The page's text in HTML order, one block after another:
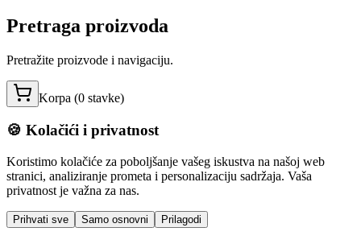
Pretraga proizvoda
Pretražite proizvode i navigaciju.
Korpa (0 stavke)
🍪 Kolačići i privatnost
Koristimo kolačiće za poboljšanje vašeg iskustva na našoj web
stranici, analiziranje prometa i personalizaciju sadržaja. Vaša
privatnost je važna za nas.
Prihvati sve Samo osnovni Prilagodi